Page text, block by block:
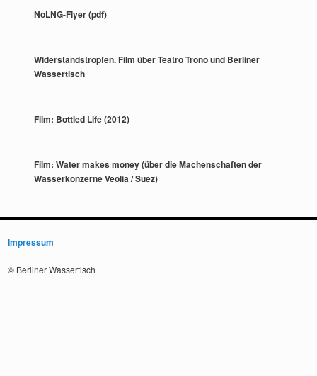
NoLNG-Flyer (pdf)
Widerstandstropfen. Film über Teatro Trono und Berliner
Wassertisch
Film: Bottled Life (2012)
Film: Water makes money (über die Machenschaften der
Wasserkonzerne Veolia / Suez)
Impressum
© Berliner Wassertisch